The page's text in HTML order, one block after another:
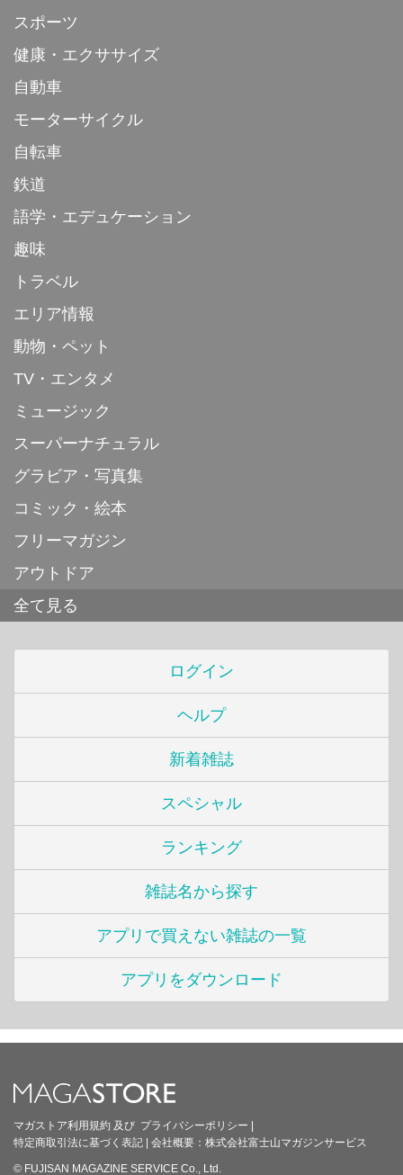
スポーツ
健康・エクササイズ
自動車
モーターサイクル
自転車
鉄道
語学・エデュケーション
趣味
トラベル
エリア情報
動物・ペット
TV・エンタメ
ミュージック
スーパーナチュラル
グラビア・写真集
コミック・絵本
フリーマガジン
アウトドア
全て見る
ログイン
ヘルプ
新着雑誌
スペシャル
ランキング
雑誌名から探す
アプリで買えない雑誌の一覧
アプリをダウンロード
マガストア利用規約 及び プライバシーポリシー
特定商取引法に基づく表記
会社概要： 株式会社富士山マガジンサービス
© FUJISAN MAGAZINE SERVICE Co., Ltd.